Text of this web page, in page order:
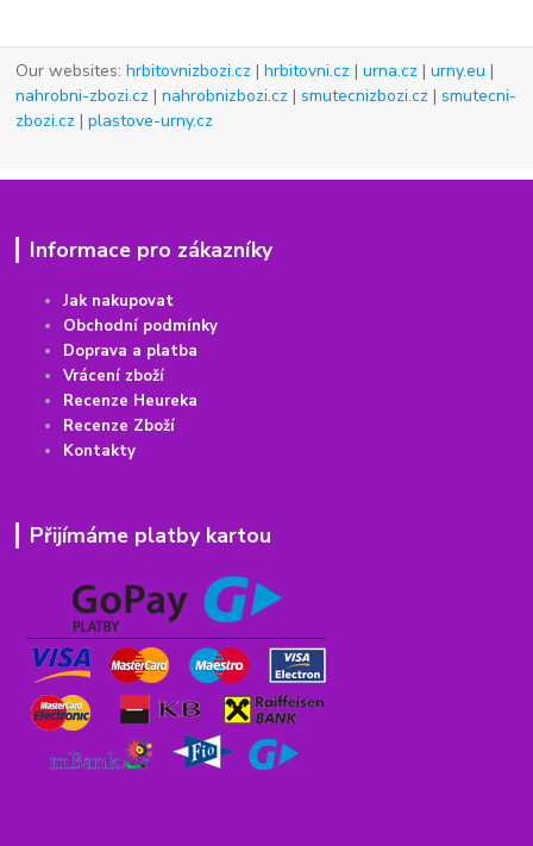
Our websites:hrbitovnizbozi.cz |hrbitovni.cz |urna.cz |urny.eu |
nahrobni-zbozi.cz |nahrobnizbozi.cz |smutecnizbozi.cz |smutecni-
zbozi.cz |plastove-urny.cz
Informace pro zákazníky
Jak nakupovat
Obchodní podmínky
Doprava a platba
Vrácení zboží
Recenze Heureka
Recenze Zboží
Kontakty
Přijímáme platby kartou